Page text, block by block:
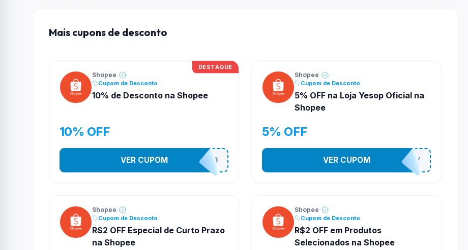
Mais cupons de desconto
DESTAQUE
Shopee
Cupom de Desconto
10% de Desconto na Shopee
10% OFF
OFERTAS10
VER CUPOM
Shopee
Cupom de Desconto
5% OFF na Loja Yesop Oficial na
Shopee
5% OFF
YESO274Y
VER CUPOM
Shopee
Cupom de Desconto
R$2 OFF Especial de Curto Prazo
na Shopee
Shopee
Cupom de Desconto
R$2 OFF em Produtos
Selecionados na Shopee